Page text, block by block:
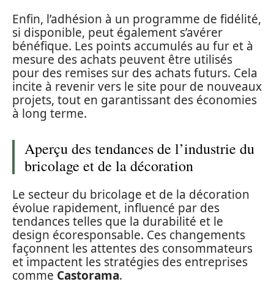
Enfin, l’adhésion à un programme de fidélité,
si disponible, peut également s’avérer
bénéfique. Les points accumulés au fur et à
mesure des achats peuvent être utilisés
pour des remises sur des achats futurs. Cela
incite à revenir vers le site pour de nouveaux
projets, tout en garantissant des économies
à long terme.
Aperçu des tendances de l’industrie du
bricolage et de la décoration
Le secteur du bricolage et de la décoration
évolue rapidement, influencé par des
tendances telles que la durabilité et le
design écoresponsable. Ces changements
façonnent les attentes des consommateurs
et impactent les stratégies des entreprises
comme Castorama.